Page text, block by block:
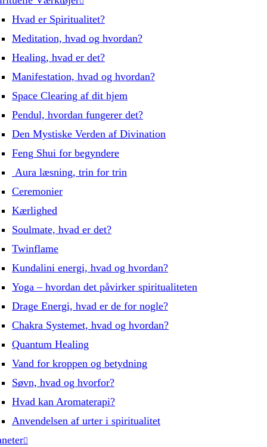
Hvad er Spiritualitet?
Meditation, hvad og hvordan?
Healing, hvad er det?
Manifestation, hvad og hvordan?
Space Clearing af dit hjem
Pendul, hvordan fungerer det?
Den Mystiske Verden af Divination
Feng Shui for begyndere
Aura læsning, trin for trin
Ceremonier
Kærlighed
Soulmate, hvad er det?
Twinflame
Kundalini energi, hvad og hvordan?
Yoga – hvordan det påvirker spiritualiteten
Drage Energi, hvad er de for nogle?
Chakra Systemet, hvad og hvordan?
Quantum Healing
Vand for kroppen og betydning
Søvn, hvad og hvorfor?
Hvad kan Aromaterapi?
Anvendelsen af urter i spiritualitet